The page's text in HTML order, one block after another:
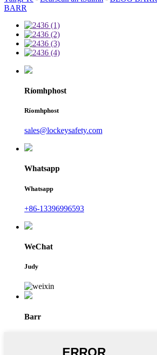
BARR
Ríomhphost
Ríomhphost
sales@lockeysafety.com
Whatsapp
Whatsapp
+86-13396996593
WeChat
Judy
Barr